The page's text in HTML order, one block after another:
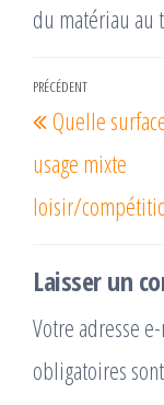
du matériau au
Navigation
de
l’article
Article
précédent
PRÉCÉDENT
Quelle
usage mixte
loisir/
Laisser un
Votre adresse
obligatoires